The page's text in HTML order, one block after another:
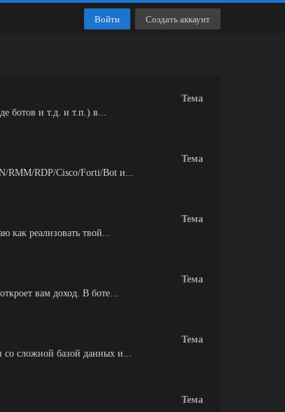
Тема
ботов и т.д. и т.п.) в...
Тема
RMM/RDP/Cisco/Forti/Bot и...
Тема
как реализовать твой...
Тема
вам доход. В боте...
Тема
со сложной базой данных и...
Тема
Войти Создать аккаунт